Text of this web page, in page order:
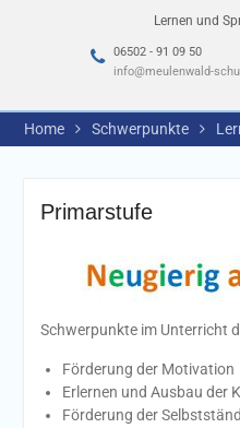
Lernen und
06502 - 91 09 50
info@meulenwald-
Home Schwerpunkte
Primarstufe
Schwerpunkte im Unterricht
Förderung der Motivation
Erlernen und Ausbau der
Förderung der